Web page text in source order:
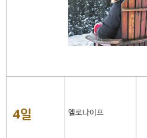
4일 옐로나이프